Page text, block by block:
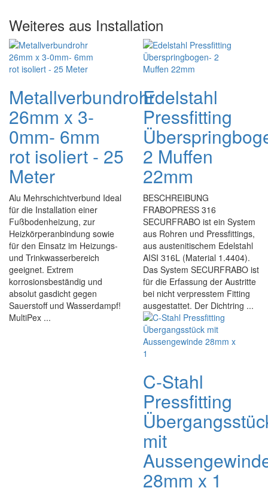
Weiteres aus Installation
Metallverbundrohr
26mm x 3-
0mm- 6mm
rot isoliert - 25
Meter
Alu Mehrschichtverbund Ideal
für die Installation einer
Fußbodenheizung, zur
Heizkörperanbindung sowie
für den Einsatz im Heizungs-
und Trinkwasserbereich
geeignet. Extrem
korrosionsbeständig und
absolut gasdicht gegen
Sauerstoff und Wasserdampf!
MultiPex ...
Edelstahl
Pressfitting
2 Muffen
22mm
BESCHREIBUNG
FRABOPRESS 316
SECURFRABO ist ein System
aus Rohren und Pressfittings,
aus austenitischem Edelstahl
AISI 316L (Material 1.4404).
Das System SECURFRABO ist
für die Erfassung der Austritte
bei nicht verpresstem Fitting
ausgestattet. Der Dichtring ...
C-Stahl
Pressfitting
mit
28mm x 1